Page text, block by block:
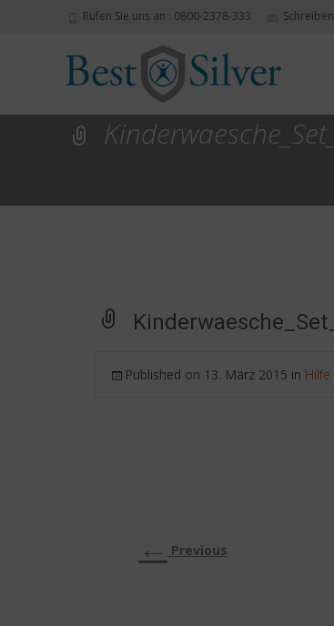
Rufen Sie uns an : 0800-2378-333
Published on 13. März 2015 in
← Previous